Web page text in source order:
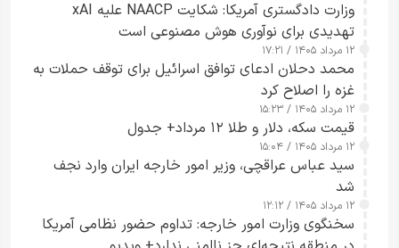
وزارت دادگستری آمریکا: شکایت NAACP علیه xAI
تهدیدی برای نوآوری هوش مصنوعی است
۱۲ مرداد ۱۴۰۵ / ۱۷:۲۱
محمد دحلان ادعای توافق اسرائیل برای توقف حملات به
غزه را اصلاح کرد
۱۲ مرداد ۱۴۰۵ / ۱۵:۲۳
قیمت سکه، دلار و طلا ۱۲ مرداد+ جدول
۱۲ مرداد ۱۴۰۵ / ۱۵:۰۴
سید عباس عراقچی، وزیر امور خارجه ایران وارد نجف
شد
۱۲ مرداد ۱۴۰۵ / ۱۲:۱۲
سخنگوی وزارت امور خارجه: تداوم حضور نظامی آمریکا